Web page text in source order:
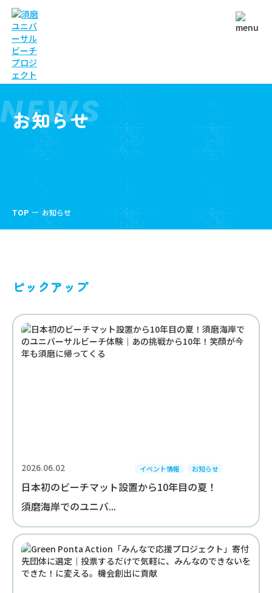
お知らせ
NEWS
TOP お知らせ
ピックアップ
2026.06.02 イベント情報 お知らせ
日本初のビーチマット設置から10年目の夏！
須磨海岸でのユニバ...